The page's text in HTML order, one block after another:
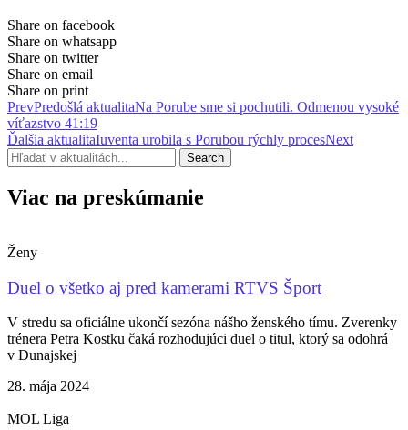
Share on facebook
Share on whatsapp
Share on twitter
Share on email
Share on print
PrevPredošlá aktualitaNa Porube sme si pochutili. Odmenou vysoké
víťazstvo 41:19
Ďalšia aktualitaIuventa urobila s Porubou rýchly procesNext
Search
Viac na preskúmanie
Ženy
Duel o všetko aj pred kamerami RTVS Šport
V stredu sa oficiálne ukončí sezóna nášho ženského tímu. Zverenky
trénera Petra Kostku čaká rozhodujúci duel o titul, ktorý sa odohrá
v Dunajskej
28. mája 2024
MOL Liga